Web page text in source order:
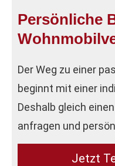
Persönliche
Der Weg zu einer
beginnt mit einer
Deshalb gleich
anfragen und
Jetzt